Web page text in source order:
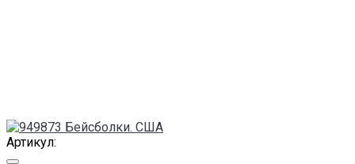
Артикул: